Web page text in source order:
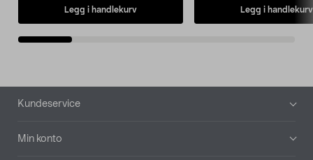
Legg i handlekurv Legg i handlekurv
Bunntekst
Kundeservice
Min konto